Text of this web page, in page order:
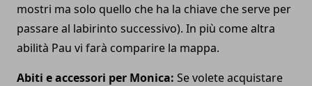
mostri ma solo quello che ha la chiave che serve per
passare al labirinto successivo). In più come altra
abilità Pau vi farà comparire la mappa.
Abiti e accessori per Monica: Se volete acquistare